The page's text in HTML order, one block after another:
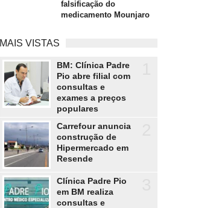
falsificação do
medicamento Mounjaro
MAIS VISTAS
BM: Clínica Padre
Pio abre filial com
consultas e
exames a preços
populares
Carrefour anuncia
construção de
Hipermercado em
Resende
Clínica Padre Pio
em BM realiza
consultas e